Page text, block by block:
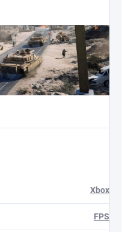
Xbox
FPS